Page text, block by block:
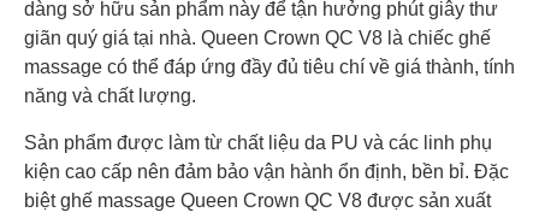
dàng sở hữu sản phẩm này để tận hưởng phút giây thư
giãn quý giá tại nhà. Queen Crown QC V8 là chiếc ghế
massage có thể đáp ứng đầy đủ tiêu chí về giá thành, tính
năng và chất lượng.
Sản phẩm được làm từ chất liệu da PU và các linh phụ
kiện cao cấp nên đảm bảo vận hành ổn định, bền bỉ. Đặc
biệt ghế massage Queen Crown QC V8 được sản xuất